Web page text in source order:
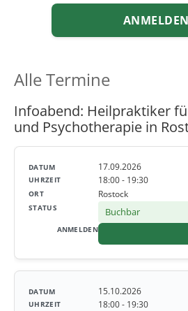
ANMELDEN
Alle Termine
Infoabend: Heilpraktiker
und Psychotherapie in
17.09.2026
18:00 - 19:30
Rostock
Buchbar
15.10.2026
18:00 - 19:30